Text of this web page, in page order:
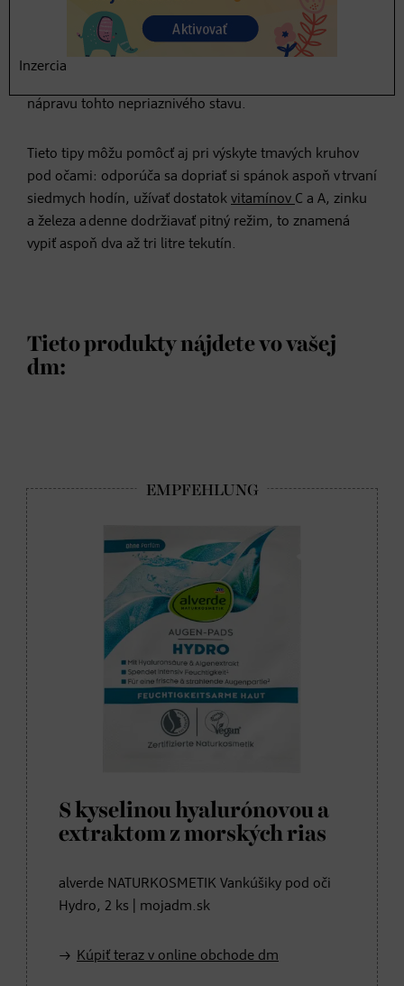
spomaleného krvného obehu bývajú oči ráno
opuchnuté. Vankúšiky pod oči s aktívnymi zložkami, ako
sú retinol, kyselina hyalurónová, vitamín C, kofeín,
nápravu tohto nepriaznivého stavu.
Tieto tipy môžu pomôcť aj pri výskyte tmavých kruhov
pod očami: odporúča sa dopriať si spánok aspoň v trvaní
siedmych hodín, užívať dostatok vitamínov C a A, zinku
a železa a denne dodržiavať pitný režim, to znamená
vypiť aspoň dva až tri litre tekutín.
Tieto produkty nájdete vo vašej
dm:
S kyselinou hyalurónovou a
extraktom z morských rias
alverde NATURKOSMETIK Vankúšiky pod oči
Hydro, 2 ks | mojadm.sk
Kúpiť teraz v online obchode dm
Inzercia